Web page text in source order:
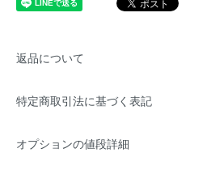
返品について
特定商取引法に基づく表記
オプションの値段詳細